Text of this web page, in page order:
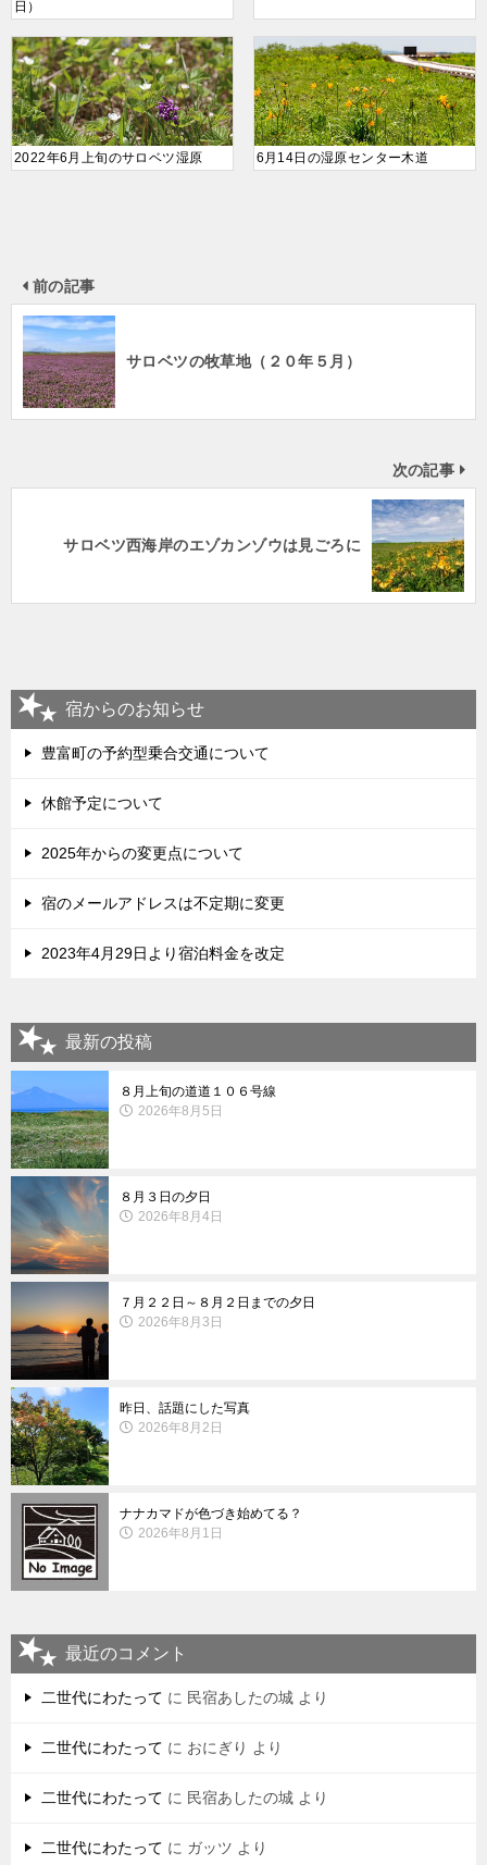
日）
2022年6月上旬のサロベツ湿原 6月14日の湿原センター木道
前の記事
サロベツの牧草地（２０年５月）
次の記事
サロベツ西海岸のエゾカンゾウは見ごろに
宿からのお知らせ
豊富町の予約型乗合交通について
休館予定について
2025年からの変更点について
宿のメールアドレスは不定期に変更
2023年4月29日より宿泊料金を改定
最新の投稿
８月上旬の道道１０６号線
2026年8月5日
８月３日の夕日
2026年8月4日
７月２２日～８月２日までの夕日
2026年8月3日
昨日、話題にした写真
2026年8月2日
ナナカマドが色づき始めてる？
2026年8月1日
最近のコメント
二世代にわたって に 民宿あしたの城 より
二世代にわたって に おにぎり より
二世代にわたって に 民宿あしたの城 より
二世代にわたって に ガッツ より